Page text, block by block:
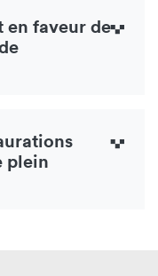
en faveur de
plein